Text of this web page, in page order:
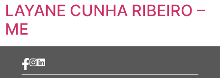
LAYANE CUNHA RIBEIRO –
ME